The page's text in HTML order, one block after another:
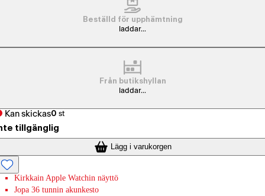
Beställd för upphämtning
laddar...
Från butikshyllan
laddar...
Kan skickas0 st
tillgänglig
Lägg i varukorgen
Kirkkain Apple Watchin näyttö
Jopa 36 tunnin akunkesto